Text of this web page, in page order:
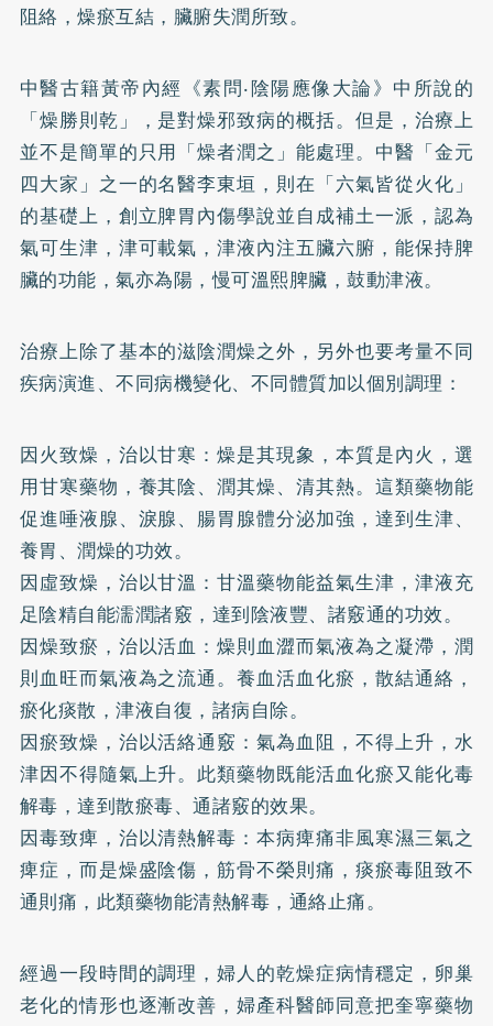
阻絡，燥瘀互結，臟腑失潤所致。
中醫古籍黃帝內經《素問‧陰陽應像大論》中所說的
「燥勝則乾」，是對燥邪致病的概括。但是，治療上
並不是簡單的只用「燥者潤之」能處理。中醫「金元
四大家」之一的名醫李東垣，則在「六氣皆從火化」
的基礎上，創立脾胃內傷學說並自成補土一派，認為
氣可生津，津可載氣，津液內注五臟六腑，能保持脾
臟的功能，氣亦為陽，慢可溫熙脾臟，鼓動津液。
治療上除了基本的滋陰潤燥之外，另外也要考量不同
疾病演進、不同病機變化、不同體質加以個別調理：
因火致燥，治以甘寒：燥是其現象，本質是內火，選
用甘寒藥物，養其陰、潤其燥、清其熱。這類藥物能
促進唾液腺、淚腺、腸胃腺體分泌加強，達到生津、
養胃、潤燥的功效。
因虛致燥，治以甘溫：甘溫藥物能益氣生津，津液充
足陰精自能濡潤諸竅，達到陰液豐、諸竅通的功效。
因燥致瘀，治以活血：燥則血澀而氣液為之凝滯，潤
則血旺而氣液為之流通。養血活血化瘀，散結通絡，
瘀化痰散，津液自復，諸病自除。
因瘀致燥，治以活絡通竅：氣為血阻，不得上升，水
津因不得隨氣上升。此類藥物既能活血化瘀又能化毒
解毒，達到散瘀毒、通諸竅的效果。
因毒致痺，治以清熱解毒：本病痺痛非風寒濕三氣之
痺症，而是燥盛陰傷，筋骨不榮則痛，痰瘀毒阻致不
通則痛，此類藥物能清熱解毒，通絡止痛。
經過一段時間的調理，婦人的乾燥症病情穩定，卵巢
老化的情形也逐漸改善，婦產科醫師同意把奎寧藥物